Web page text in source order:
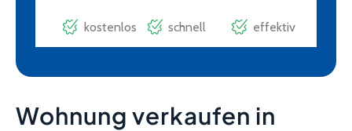
Wohnung verkaufen in